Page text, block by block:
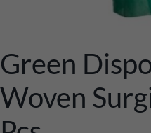
Green
Woven